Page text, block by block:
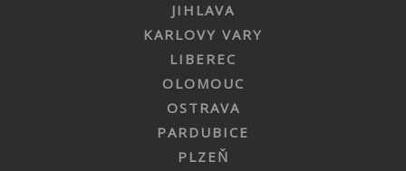
JIHLAVA
KARLOVY VARY
LIBEREC
OLOMOUC
OSTRAVA
PARDUBICE
PLZEŇ